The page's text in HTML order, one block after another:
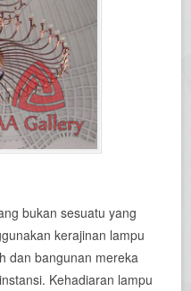
bukan sesuatu yang
kerajinan lampu
dan bangunan mereka
Kehadiaran lampu